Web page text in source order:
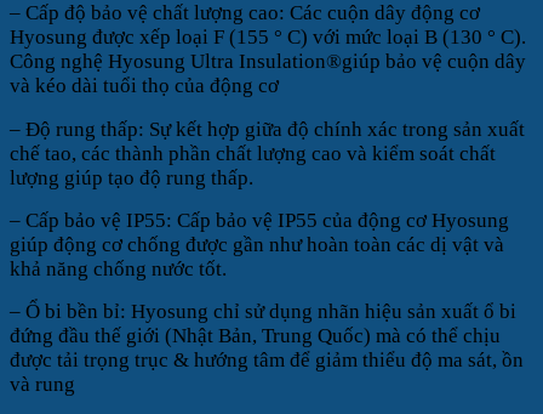
– Cấp độ bảo vệ chất lượng cao: Các cuộn dây động cơ
Hyosung được xếp loại F (155 ° C) với mức loại B (130 ° C).
Công nghệ Hyosung Ultra Insulation®giúp bảo vệ cuộn dây
và kéo dài tuổi thọ của động cơ
– Độ rung thấp: Sự kết hợp giữa độ chính xác trong sản xuất
chế tao, các thành phần chất lượng cao và kiểm soát chất
lượng giúp tạo độ rung thấp.
– Cấp bảo vệ IP55: Cấp bảo vệ IP55 của động cơ Hyosung
giúp động cơ chống được gần như hoàn toàn các dị vật và
khả năng chống nước tốt.
– Ổ bi bền bỉ: Hyosung chỉ sử dụng nhãn hiệu sản xuất ổ bi
đứng đầu thế giới (Nhật Bản, Trung Quốc) mà có thể chịu
được tải trọng trục & hướng tâm để giảm thiểu độ ma sát, ồn
và rung